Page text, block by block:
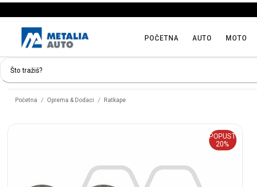
POČETNA AUTO MOTO
Početna / Oprema & Dodaci / Ratkape
POPUST
20%